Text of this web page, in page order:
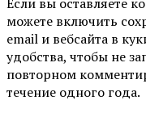
можете включить
email и вебсайта в
удобства, чтобы не
повторном
течение одного года.